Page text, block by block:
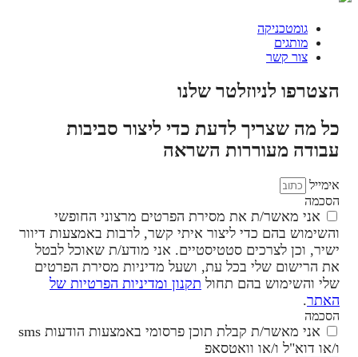
גומטכניקה
מותגים
צור קשר
הצטרפו לניוזלטר שלנו
כל מה שצריך לדעת כדי ליצור סביבות
עבודה מעוררות השראה
אימייל
הסכמה
אני מאשר/ת את מסירת הפרטים מרצוני החופשי
והשימוש בהם כדי ליצור איתי קשר, לרבות באמצעות דיוור
ישיר, וכן לצרכים סטטיסטיים. אני מודע/ת שאוכל לבטל
את הרישום שלי בכל עת, ושעל מדיניות מסירת הפרטים
שלי והשימוש בהם תחול תקנון ומדיניות הפרטיות של
האתר.
הסכמה
אני מאשר/ת קבלת תוכן פרסומי באמצעות הודעות sms
ו/או דוא"ל ו/או וואטסאפ